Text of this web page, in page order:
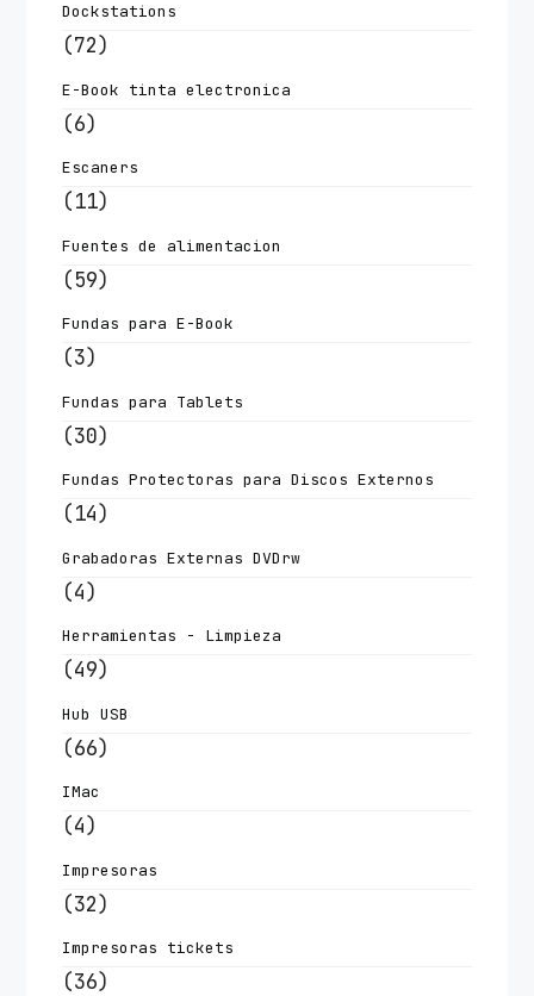
Dockstations
(72)
E-Book tinta electronica
(6)
Escaners
(11)
Fuentes de alimentacion
(59)
Fundas para E-Book
(3)
Fundas para Tablets
(30)
Fundas Protectoras para Discos Externos
(14)
Grabadoras Externas DVDrw
(4)
Herramientas - Limpieza
(49)
Hub USB
(66)
IMac
(4)
Impresoras
(32)
Impresoras tickets
(36)